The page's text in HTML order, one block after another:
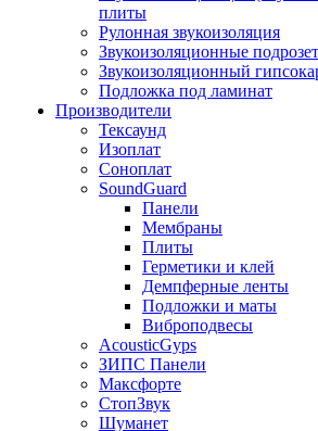
плиты
Рулонная звукоизоляция
Звукоизоляционные
Звукоизоляционный
Подложка под ламинат
Производители
Тексаунд
Изоплат
Соноплат
SoundGuard
Панели
Мембраны
Плиты
Герметики и клей
Демпферные ленты
Подложки и маты
Виброподвесы
AcousticGyps
ЗИПС Панели
Максфорте
СтопЗвук
Шуманет